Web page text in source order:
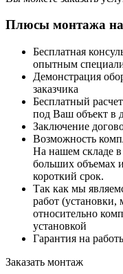
Плюсы монтажа
Бесплатная
опытным
Демонстрация
заказчика
Бесплатный
под Ваш объект в
Заключение
Возможность
На нашем складе
больших объемах
короткий срок.
Так как мы
работ (установки,
относительно
установкой
Гарантия на
Заказать монтаж